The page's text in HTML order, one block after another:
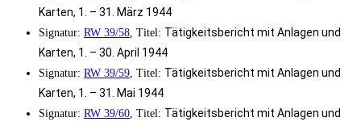
Karten, 1. – 31. März 1944
Signatur: RW 39/58, Titel: Tätigkeitsbericht mit Anlagen und
Karten, 1. – 30. April 1944
Signatur: RW 39/59, Titel: Tätigkeitsbericht mit Anlagen und
Karten, 1. – 31. Mai 1944
Signatur: RW 39/60, Titel: Tätigkeitsbericht mit Anlagen und